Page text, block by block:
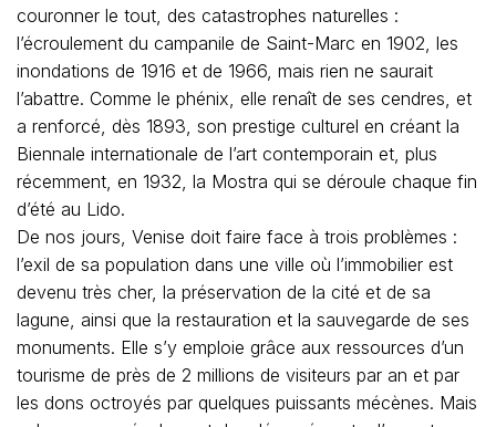
couronner le tout, des catastrophes naturelles :
l’écroulement du campanile de Saint-Marc en 1902, les
inondations de 1916 et de 1966, mais rien ne saurait
l’abattre. Comme le phénix, elle renaît de ses cendres, et
a renforcé, dès 1893, son prestige culturel en créant la
Biennale internationale de l’art contemporain et, plus
récemment, en 1932, la Mostra qui se déroule chaque fin
d’été au Lido.
De nos jours, Venise doit faire face à trois problèmes :
l’exil de sa population dans une ville où l’immobilier est
devenu très cher, la préservation de la cité et de sa
lagune, ainsi que la restauration et la sauvegarde de ses
monuments. Elle s’y emploie grâce aux ressources d’un
tourisme de près de 2 millions de visiteurs par an et par
les dons octroyés par quelques puissants mécènes. Mais